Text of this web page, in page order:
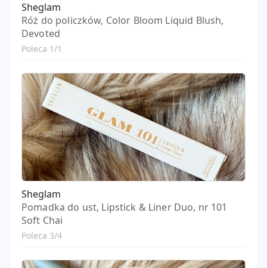
Sheglam
Róż do policzków, Color Bloom Liquid Blush,
Devoted
Poleca 1/1
Sheglam
Pomadka do ust, Lipstick & Liner Duo, nr 101
Soft Chai
Poleca 3/4